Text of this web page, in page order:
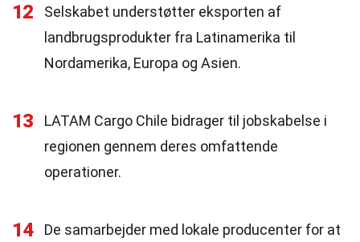
12
Selskabet understøtter eksporten af
landbrugsprodukter fra Latinamerika til
Nordamerika, Europa og Asien.
13
LATAM Cargo Chile bidrager til jobskabelse i
regionen gennem deres omfattende
operationer.
14
De samarbejder med lokale producenter for at